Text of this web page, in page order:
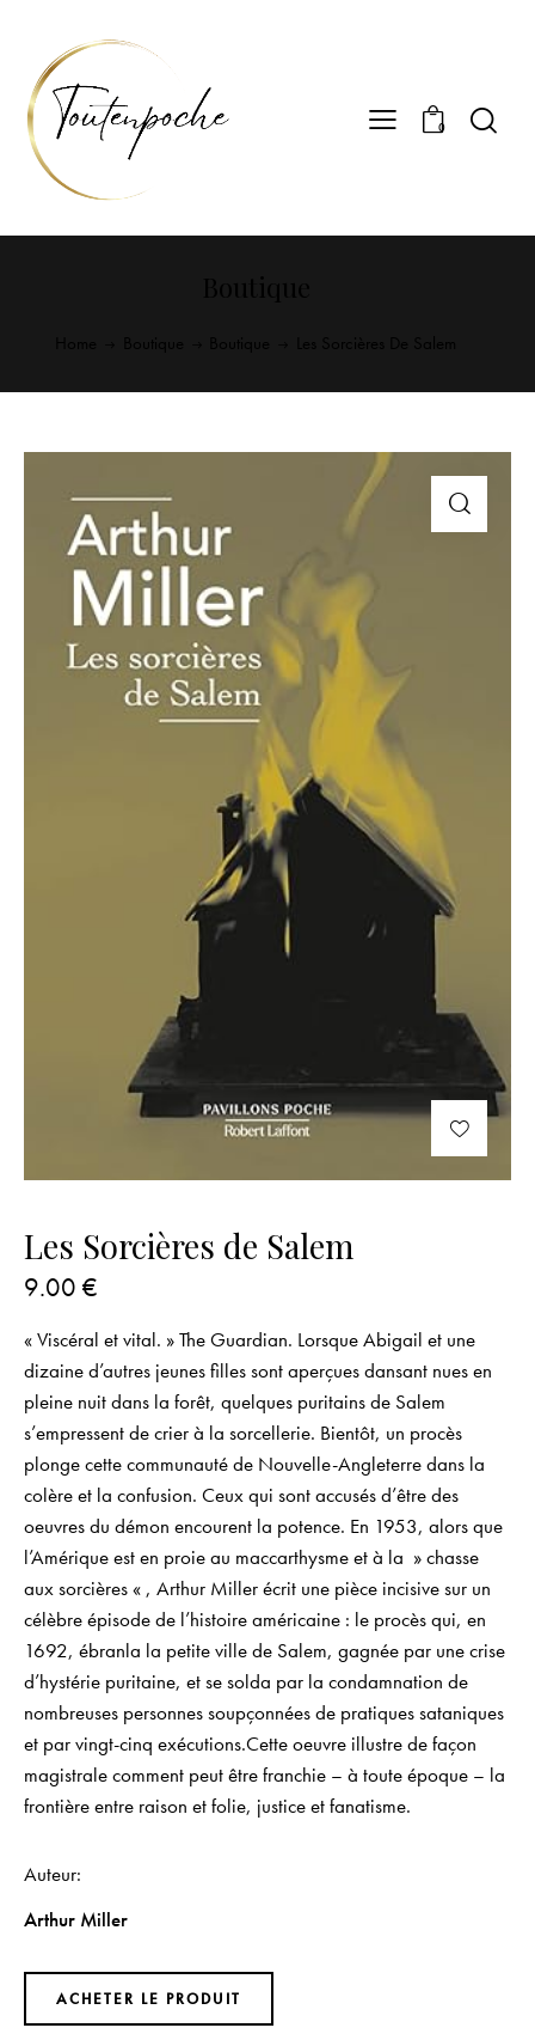
0
Les Sorcières de Salem
9.00 €
« Viscéral et vital. » The Guardian. Lorsque Abigail et une
dizaine d’autres jeunes filles sont aperçues dansant nues en
pleine nuit dans la forêt, quelques puritains de Salem
s’empressent de crier à la sorcellerie. Bientôt, un procès
plonge cette communauté de Nouvelle-Angleterre dans la
colère et la confusion. Ceux qui sont accusés d’être des
oeuvres du démon encourent la potence. En 1953, alors que
l’Amérique est en proie au maccarthysme et à la » chasse
aux sorcières « , Arthur Miller écrit une pièce incisive sur un
célèbre épisode de l’histoire américaine : le procès qui, en
1692, ébranla la petite ville de Salem, gagnée par une crise
d’hystérie puritaine, et se solda par la condamnation de
nombreuses personnes soupçonnées de pratiques sataniques
et par vingt-cinq exécutions.Cette oeuvre illustre de façon
magistrale comment peut être franchie – à toute époque – la
frontière entre raison et folie, justice et fanatisme.
Auteur
Arthur Miller
ACHETER LE PRODUIT